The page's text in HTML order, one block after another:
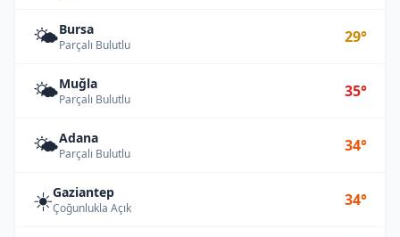
🌤️Bursa
Parçalı Bulutlu 29°
🌤️Muğla
Parçalı Bulutlu 35°
🌤️Adana
Parçalı Bulutlu 34°
☀️Gaziantep
Çoğunlukla Açık 34°